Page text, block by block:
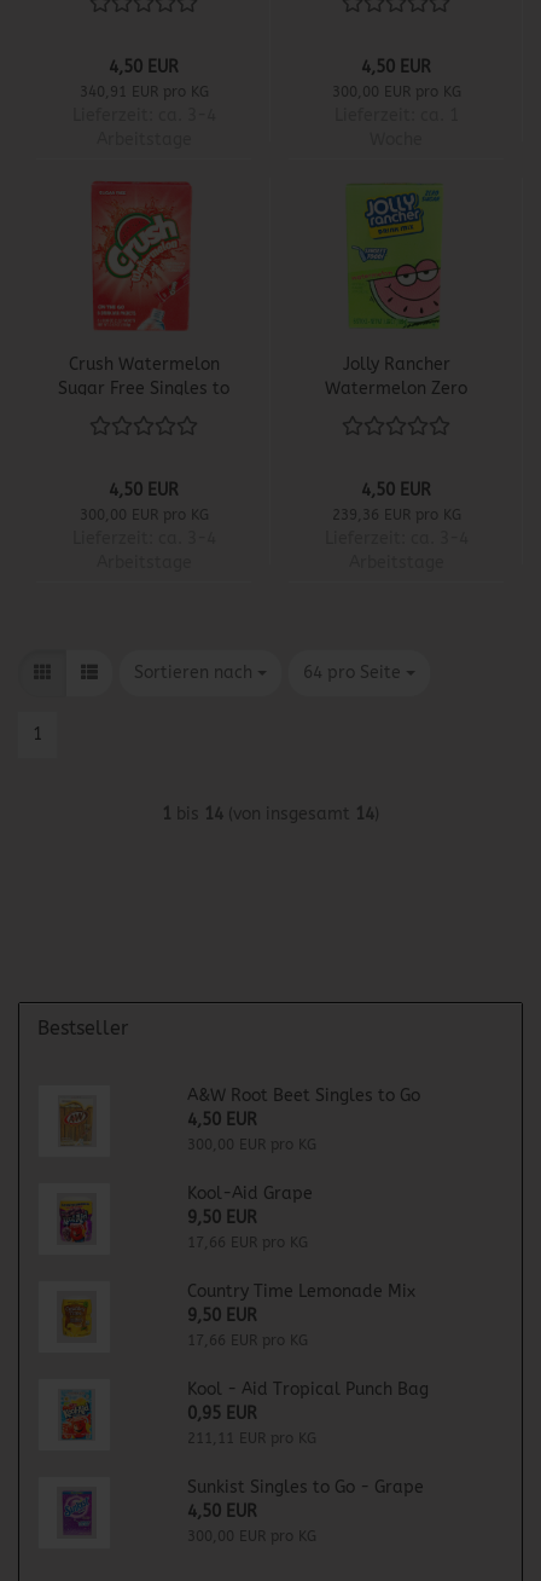
4,50 EUR
340,91 EUR pro KG
4,50 EUR
300,00 EUR pro KG
Crush Watermelon
Sugar Free Singles to
Go
4,50 EUR
300,00 EUR pro KG
Jolly Rancher
Watermelon Zero
Sugar Singles to Go
4,50 EUR
239,36 EUR pro KG
Sortieren nach
Sortieren nach 64 pro Seite
pro Seite
1
1 bis 14 (von insgesamt 14)
Bestseller
A&W Root Beet Singles to Go
4,50 EUR
300,00 EUR pro KG
Kool-Aid Grape
9,50 EUR
17,66 EUR pro KG
Country Time Lemonade Mix
9,50 EUR
17,66 EUR pro KG
Kool - Aid Tropical Punch Bag
0,95 EUR
211,11 EUR pro KG
Sunkist Singles to Go - Grape
4,50 EUR
300,00 EUR pro KG